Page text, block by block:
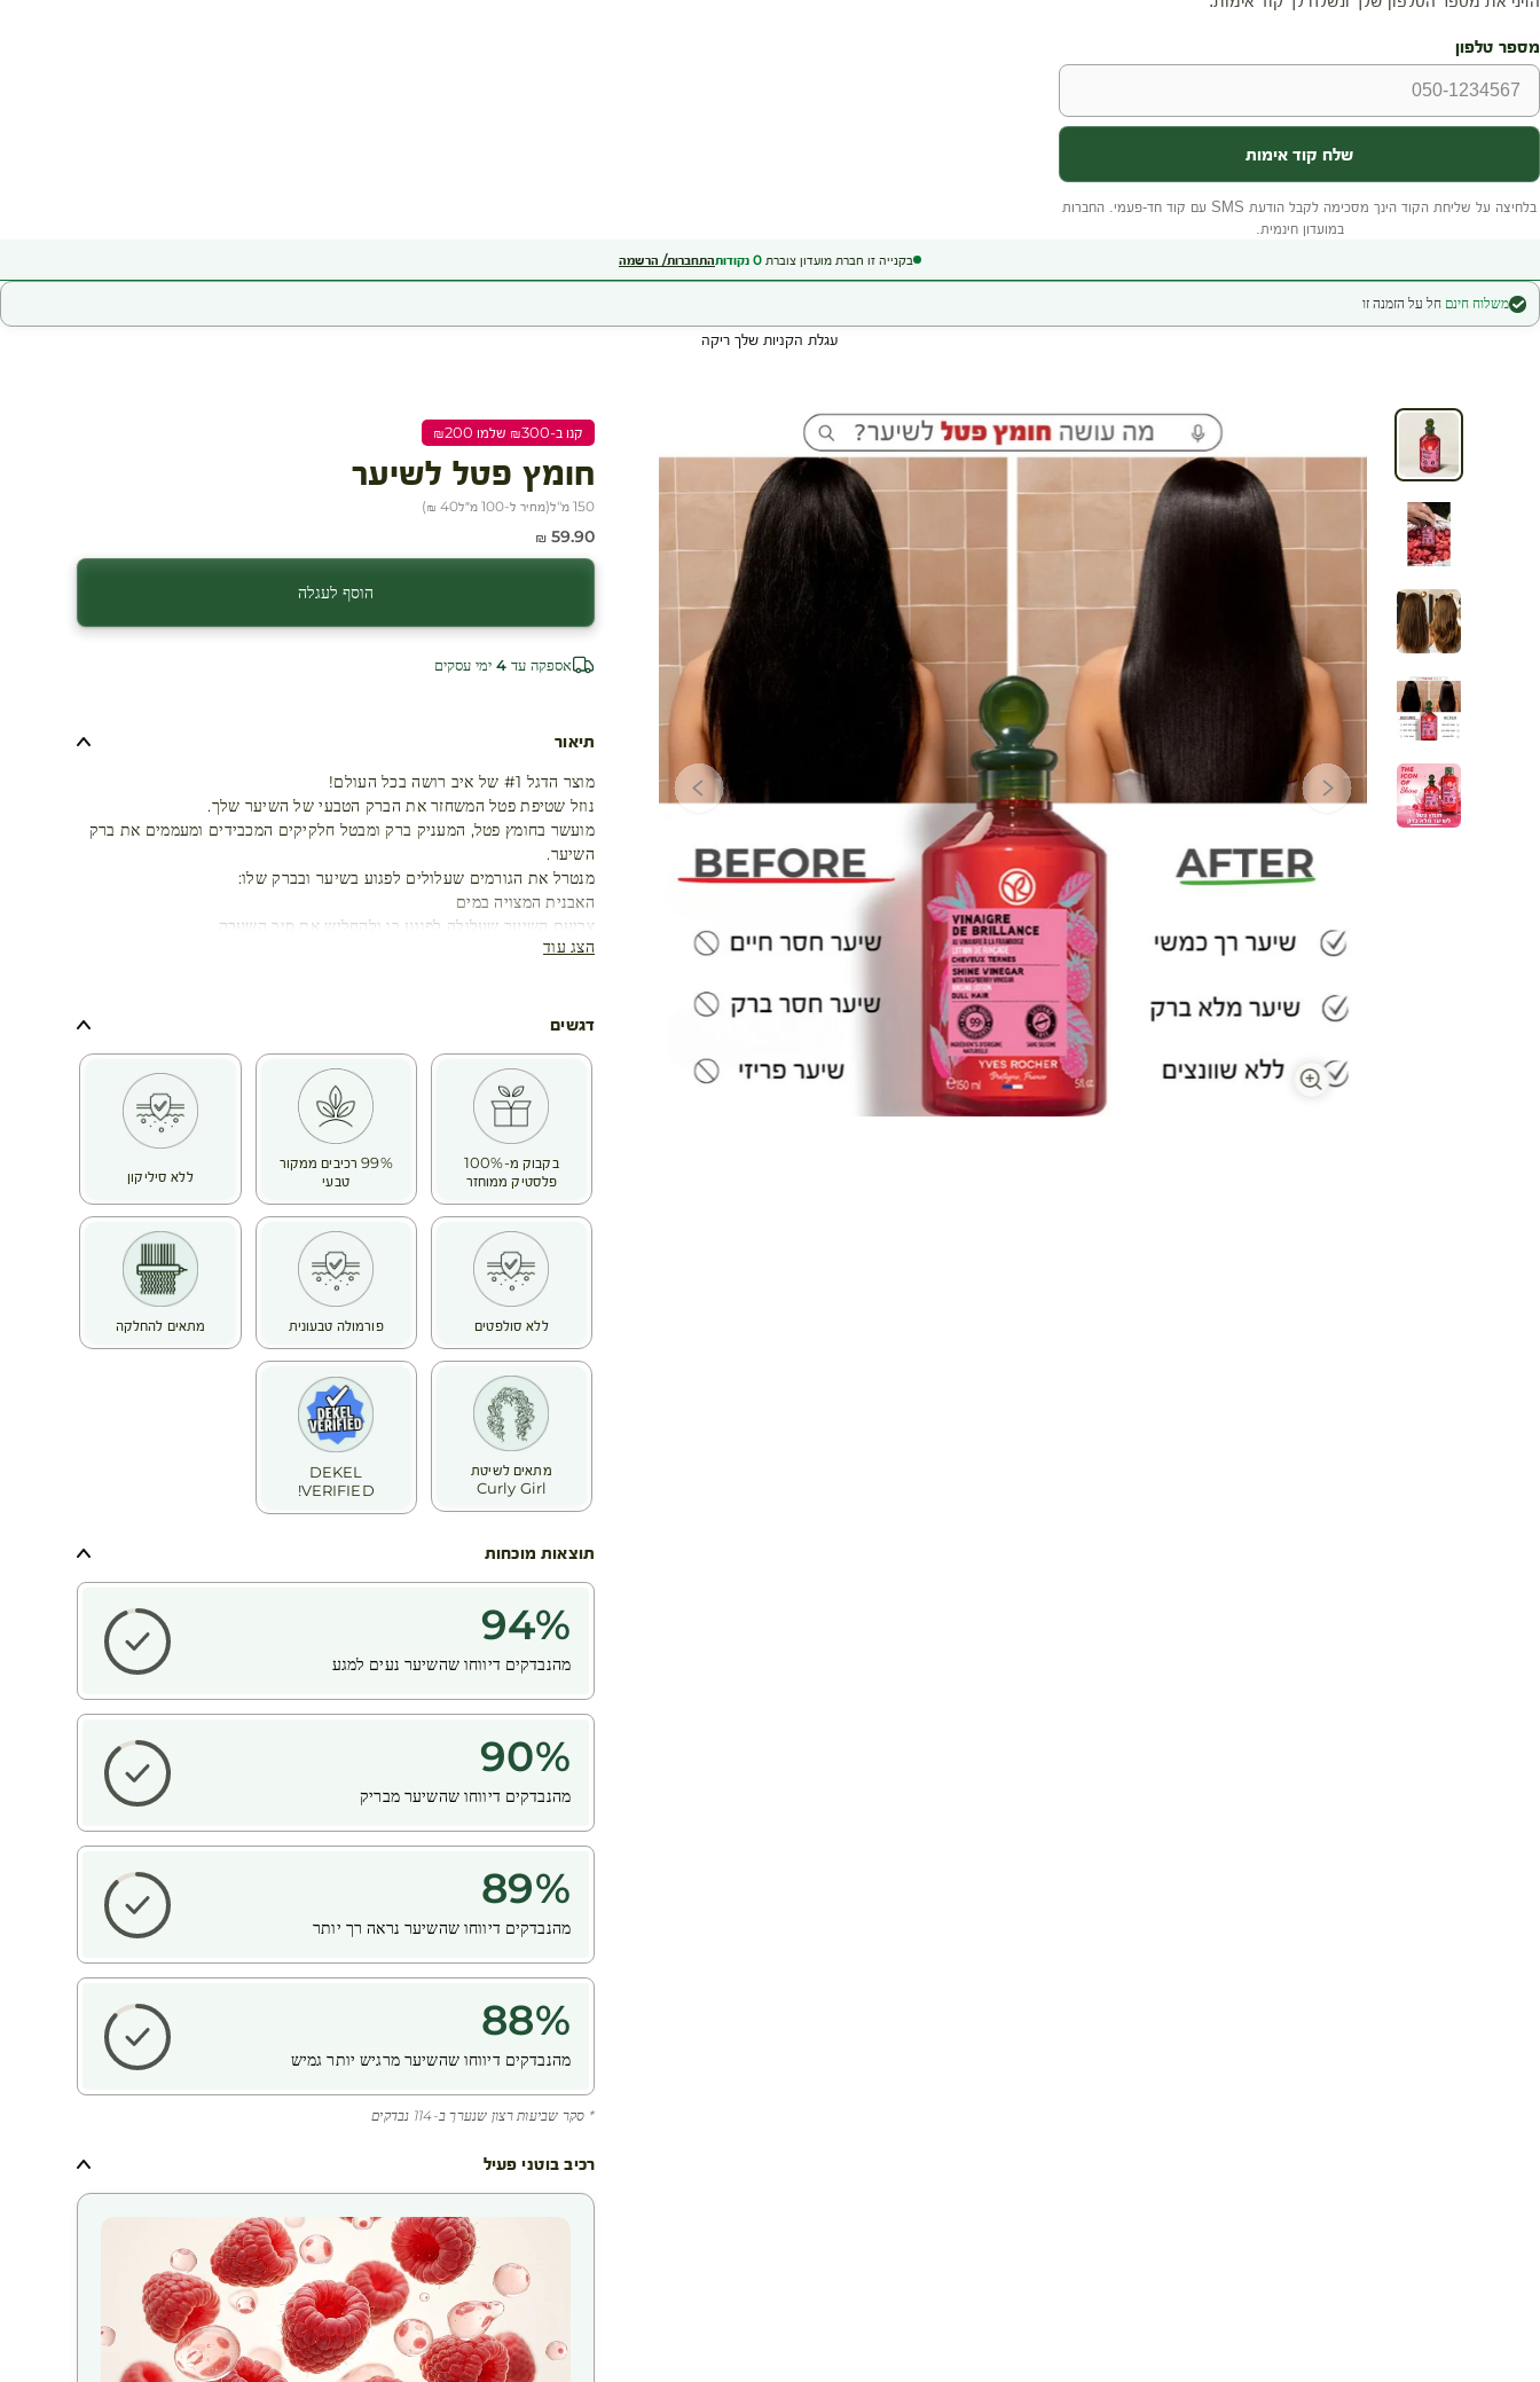
בקנייה זו חברת מועדון צוברת 0 נקודותהתחברות/ הרשמה
עגלת קניות
משלוח חינם חל על הזמנה זו
עגלת הקניות שלך ריקה
קנו ב-₪300 שלמו ₪200
חומץ פטל לשיער
150 מ"ל (מחיר ל-100 מ״ל 40 ₪
)
מחיר מבצע
59.90 ₪
הוסף לעגלה
אספקה עד 4 ימי עסקים
תיאור
מוצר הדגל #1 של איב רושה בכל העולם!
נוזל שטיפת פטל המשחזר את הברק הטבעי של השיער שלך.
מועשר בחומץ פטל, המעניק ברק ומבטל חלקיקים המכבידים ומעממים את ברק
השיער.
מנטרל את הגורמים שעלולים לפגוע בשיער ובברק שלו:
האבנית המצויה במים
צביעת השיער שעלולה לפגוע בו ולהחליש את סיב השערה
חפיפה חוזרת ונשנית
הוא מנטרל את האבנית המצויה במים שמקהה את סיב השערה בכל שטיפה. כך
הוא מחייה את הברק של שיער צבוע ועמום.
התוצאה : שיער רך ומבריק.
מרקם: מימי קל
הצג עוד
דגשים
בקבוק מ-100%
פלסטיק ממוחזר
99% רכיבים ממקור
טבעי
ללא סיליקון
ללא סולפטים פורמולה טבעונית מתאים להחלקה
מתאים לשיטת
Curly Girl
DEKEL
VERIFIED!
תוצאות מוכחות
94%
מהנבדקים דיווחו שהשיער נעים למגע
90%
מהנבדקים דיווחו שהשיער מבריק
89%
מהנבדקים דיווחו שהשיער נראה רך יותר
88%
מהנבדקים דיווחו שהשיער מרגיש יותר גמיש
* סקר שביעות רצון שנערך ב-114 נבדקים
רכיב בוטני פעיל